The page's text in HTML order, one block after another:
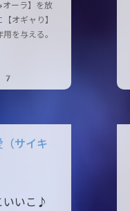
オーラ】を放
オギャり】
を与える。
（サイキ
いいこ♪